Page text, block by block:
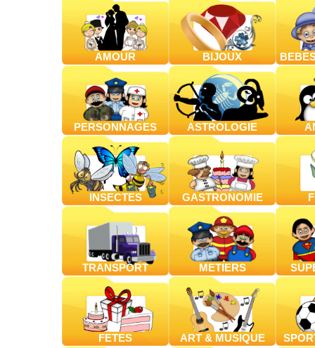
AMOUR BIJOUX
PERSONNAGES ASTROLOGIE
INSECTES GASTRONOMIE
TRANSPORT METIERS
FETES ART & MUSIQUE